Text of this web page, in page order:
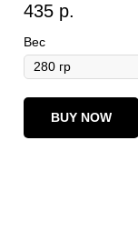
435 р.
Вес
BUY NOW